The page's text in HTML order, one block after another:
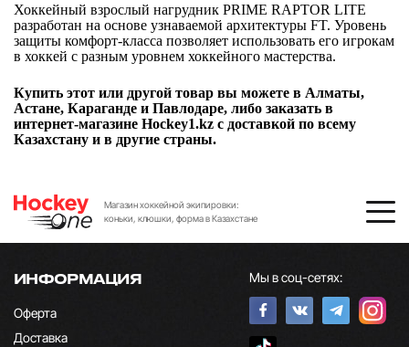
Хоккейный взрослый нагрудник PRIME RAPTOR LITE
разработан на основе узнаваемой архитектуры FT. Уровень
защиты комфорт-класса позволяет использовать его игрокам
в хоккей с разным уровнем хоккейного мастерства.
Купить этот или другой товар вы можете в Алматы,
Астане, Караганде и Павлодаре, либо заказать в
интернет-магазине Hockey1.kz с доставкой по всему
Казахстану и в другие страны.
Магазин хоккейной экипировки:
коньки, клюшки, форма в Казахстане
ИНФОРМАЦИЯ
Оферта
Доставка
Мы в соц-сетях: